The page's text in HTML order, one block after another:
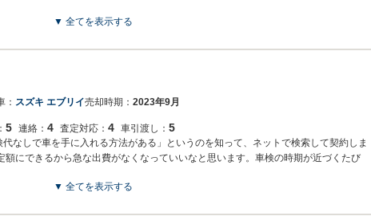
▼ 全てを表示する
： スズキ エブリイ売却時期： 2023年9月
5 連絡： 4 査定対応： 4 車引渡し： 5
なしで車を手に入れる方法がある」というのを知って、ネットで検索して契約しま
額にできるから急な出費がなくなっていいなと思います。車検の時期が近づくたび
▼ 全てを表示する